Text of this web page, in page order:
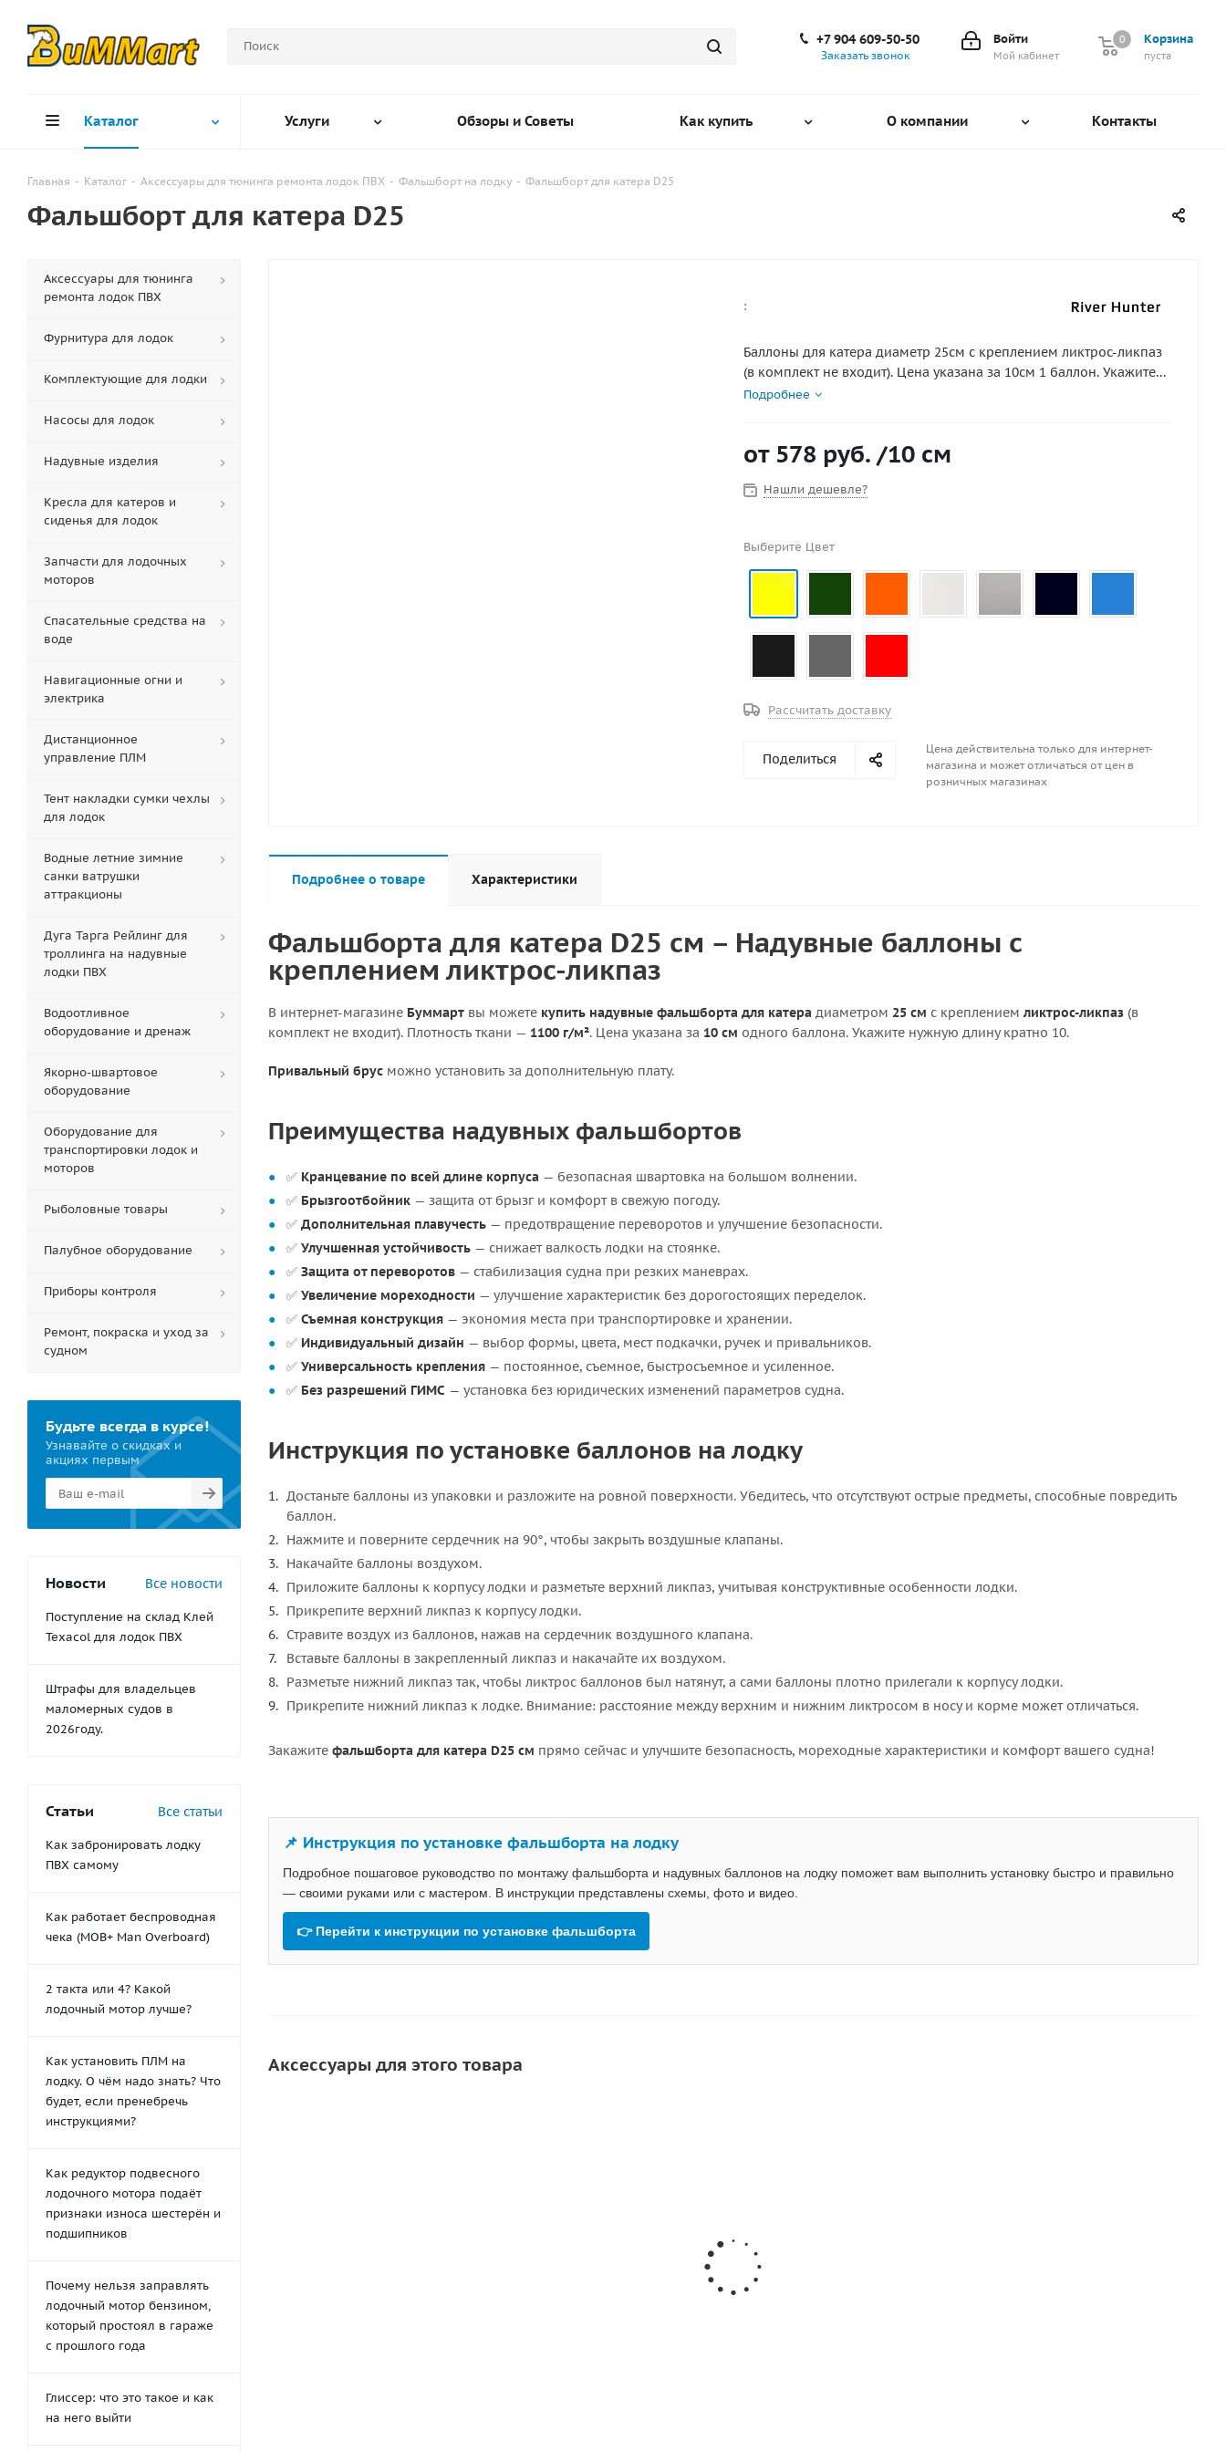
Корзина
0
пуста
0
Войти
Мой кабинет
+7 904 609-50-50
Заказать звонок
Каталог Услуги Обзоры и Советы Как купить О компании Контакты
Главная - Каталог - Аксессуары для тюнинга ремонта лодок ПВХ - Фальшборт на лодку - Фальшборт для катера D25
Фальшборт для катера D25
:
Баллоны для катера диаметр 25см с креплением ликтрос-ликпаз
(в комплект не входит). Цена указана за 10см 1 баллон. Укажите
нужную длину кратно 10. Плотность ткани 1100г, цвет темно-
Привальный брус можно установить за доп. плату.
Подробнее
от 578 руб. /10 см
Нашли дешевле?
Выберите Цвет
Рассчитать доставку
Поделиться
Цена действительна только для интернет-
магазина и может отличаться от цен в
розничных магазинах
Подробнее о товаре Характеристики
Фальшборта для катера D25 см – Надувные баллоны с
креплением ликтрос-ликпаз
В интернет-магазине Буммарт вы можете купить надувные фальшборта для катера диаметром 25 см с креплением ликтрос-ликпаз (в
комплект не входит). Плотность ткани — 1100 г/м². Цена указана за 10 см одного баллона. Укажите нужную длину кратно 10.
Привальный брус можно установить за дополнительную плату.
Преимущества надувных фальшбортов
✅ Кранцевание по всей длине корпуса — безопасная швартовка на большом волнении.
✅ Брызгоотбойник — защита от брызг и комфорт в свежую погоду.
✅ Дополнительная плавучесть — предотвращение переворотов и улучшение безопасности.
✅ Улучшенная устойчивость — снижает валкость лодки на стоянке.
✅ Защита от переворотов — стабилизация судна при резких маневрах.
✅ Увеличение мореходности — улучшение характеристик без дорогостоящих переделок.
✅ Съемная конструкция — экономия места при транспортировке и хранении.
✅ Индивидуальный дизайн — выбор формы, цвета, мест подкачки, ручек и привальников.
✅ Универсальность крепления — постоянное, съемное, быстросъемное и усиленное.
✅ Без разрешений ГИМС — установка без юридических изменений параметров судна.
Инструкция по установке баллонов на лодку
Достаньте баллоны из упаковки и разложите на ровной поверхности. Убедитесь, что отсутствуют острые предметы, способные повредить
баллон.
Нажмите и поверните сердечник на 90°, чтобы закрыть воздушные клапаны.
Накачайте баллоны воздухом.
Приложите баллоны к корпусу лодки и разметьте верхний ликпаз, учитывая конструктивные особенности лодки.
Прикрепите верхний ликпаз к корпусу лодки.
Стравите воздух из баллонов, нажав на сердечник воздушного клапана.
Вставьте баллоны в закрепленный ликпаз и накачайте их воздухом.
Разметьте нижний ликпаз так, чтобы ликтрос баллонов был натянут, а сами баллоны плотно прилегали к корпусу лодки.
Прикрепите нижний ликпаз к лодке. Внимание: расстояние между верхним и нижним ликтросом в носу и корме может отличаться.
Закажите фальшборта для катера D25 см прямо сейчас и улучшите безопасность, мореходные характеристики и комфорт вашего судна!
📌 Инструкция по установке фальшборта на лодку
Подробное пошаговое руководство по монтажу фальшборта и надувных баллонов на лодку поможет вам выполнить установку быстро и правильно
— своими руками или с мастером. В инструкции представлены схемы, фото и видео.
👉 Перейти к инструкции по установке фальшборта
Аксессуары для этого товара
Ликпаз алюминиевый 26 под ликтрос
Аксессуары для тюнинга
ремонта лодок ПВХ
Фурнитура для лодок
Комплектующие для лодки
Насосы для лодок
Надувные изделия
Кресла для катеров и
сиденья для лодок
Запчасти для лодочных
моторов
Спасательные средства на
воде
Навигационные огни и
электрика
Дистанционное
управление ПЛМ
Тент накладки сумки чехлы
для лодок
Водные летние зимние
санки ватрушки
аттракционы
Дуга Тарга Рейлинг для
троллинга на надувные
лодки ПВХ
Водоотливное
оборудование и дренаж
Якорно-швартовое
оборудование
Оборудование для
транспортировки лодок и
моторов
Рыболовные товары
Палубное оборудование
Приборы контроля
Ремонт, покраска и уход за
судном
Будьте всегда в курсе!
Узнавайте о скидках и
акциях первым
Новости Все новости
Поступление на склад Клей
Texacol для лодок ПВХ
Штрафы для владельцев
маломерных судов в
2026году.
Статьи Все статьи
Как забронировать лодку
ПВХ самому
Как работает беспроводная
чека (MOB+ Man Overboard)
2 такта или 4? Какой
лодочный мотор лучше?
Как установить ПЛМ на
лодку. О чём надо знать? Что
будет, если пренебречь
инструкциями?
Как редуктор подвесного
лодочного мотора подаёт
признаки износа шестерён и
подшипников
Почему нельзя заправлять
лодочный мотор бензином,
который простоял в гараже
с прошлого года
Глиссер: что это такое и как
на него выйти